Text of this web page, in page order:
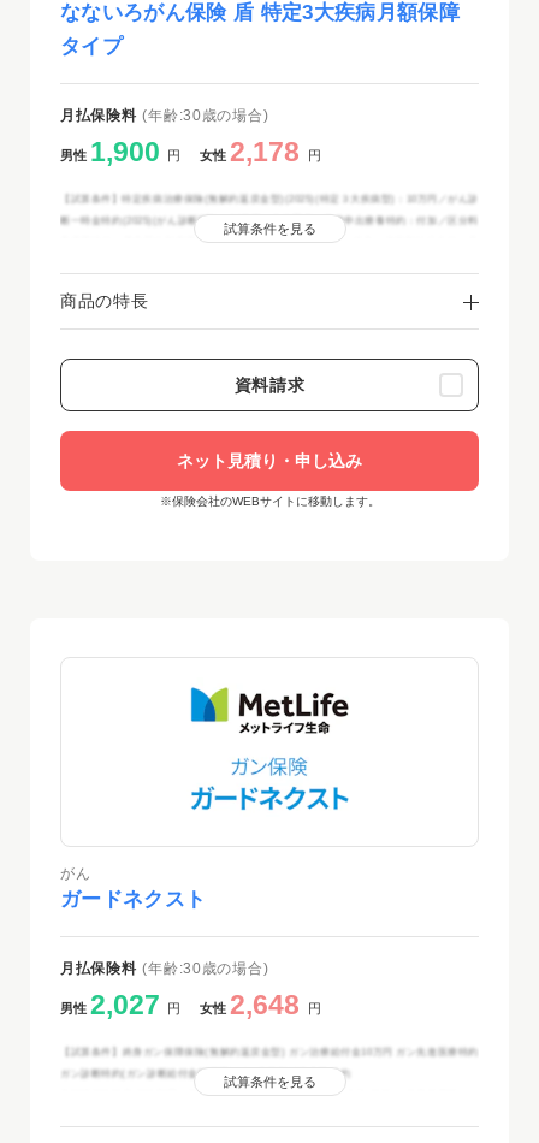
なないろがん保険 盾 特定3大疾病月額保障
タイプ
月払保険料 (年齢:30歳の場合)
男性 1,900 円 女性 2,178 円
【試算条件】特定疾病治療保険(無解約返戻金型)(2025)(特定３大疾病型)：10万円／がん診
断一時金特約(2025)(がん診断B型)：50万円／先進医療・患者申出療養特約：付加／区分料
率適用特約：優良区分料率適用／保険期間・保険料払込期間：終身／保険料払込方法：月
試算条件を見る
商品の特長
資料請求
ネット見積り・申し込み
※保険会社のWEBサイトに移動します。
がん
ガードネクスト
月払保険料 (年齢:30歳の場合)
男性 2,027 円 女性 2,648 円
【試算条件】終身ガン保障保険(無解約返戻金型) ガン治療給付金10万円 ガン先進医療特約
ガン診断特約(ガン診断給付金50万円) ガン保険料払込免除特約
非喫煙保険料率 保険期間・保険料払込期間：終身 保険料払込方法(経路)：口座振替扱・ク
試算条件を見る